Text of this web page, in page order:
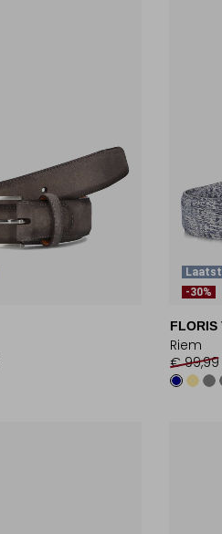
-30%
FLORIS
Riem
€ 99,99